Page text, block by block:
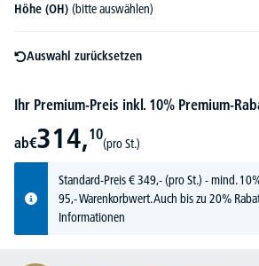
Höhe (OH) (bitte auswählen)
Auswahl zurücksetzen
Ihr Premium-Preis inkl. 10% Premium-
ab€314,10
(pro St.)
Standard-Preis€349,-(pro St.) - mind.
95,- Warenkorbwert. Auch bis zu 20%
Informationen